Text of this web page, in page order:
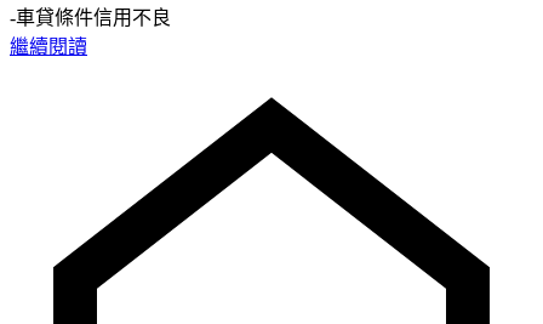
-車貸條件信用不良
繼續閱讀